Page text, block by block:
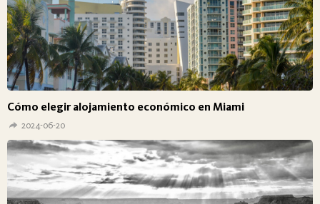
Cómo elegir alojamiento económico en Miami
2024-06-20